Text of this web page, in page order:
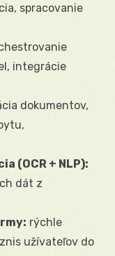
spracovanie
integrácie
dokumentov,
(OCR + NLP):
dát z
rýchle
užívateľov do